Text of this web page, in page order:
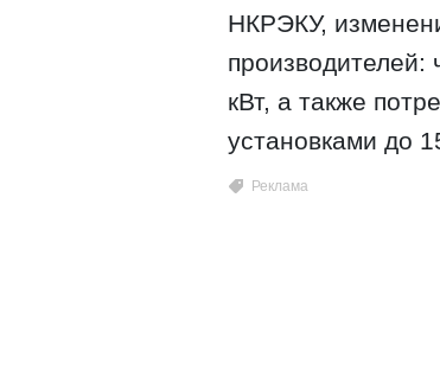
НКРЭКУ,
кВт, а также
установками до